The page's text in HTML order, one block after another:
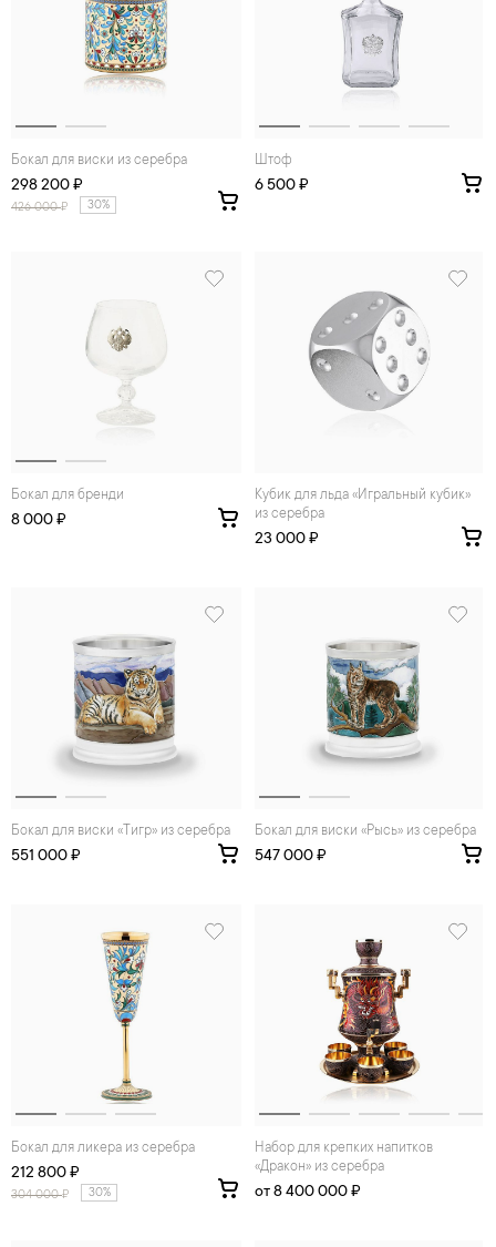
Бокал для виски из серебра
298 200 ₽
426 000₽ 30%
Штоф
6 500 ₽
Бокал для бренди
8 000 ₽
Кубик для льда «Игральный кубик»
из серебра
23 000 ₽
Бокал для виски «Тигр» из серебра
551 000 ₽
Бокал для виски «Рысь» из серебра
547 000 ₽
Бокал для ликера из серебра
212 800 ₽
304 000₽ 30%
Набор для крепких напитков
«Дракон» из серебра
от 8 400 000 ₽